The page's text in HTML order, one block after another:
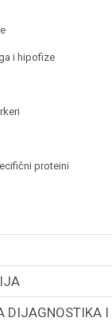
i hipofize
proteini
DIJAGNOSTIKA